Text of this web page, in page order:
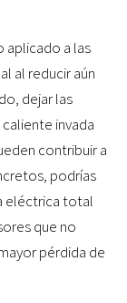
aplicado a las
al reducir aún
dejar las
invada
contribuir a
podrías
eléctrica total
que no
pérdida de